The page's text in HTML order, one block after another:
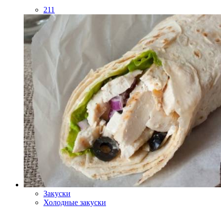
211
Закуски
Холодные закуски